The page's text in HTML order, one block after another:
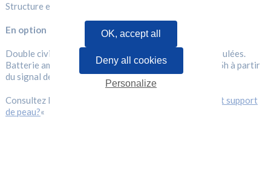
Structure en acier, finition époxy RAL 9010.
En option
Double civière pour ranger des chutes ou des peaux roulées.
Batterie amovible et rechargeable (temps de charge : 5h à partir
du signal de décharge).
Consultez l’article «
Comment bien choisir son chevalet support
de peau?«
OK, accept all
Deny all cookies
Personalize